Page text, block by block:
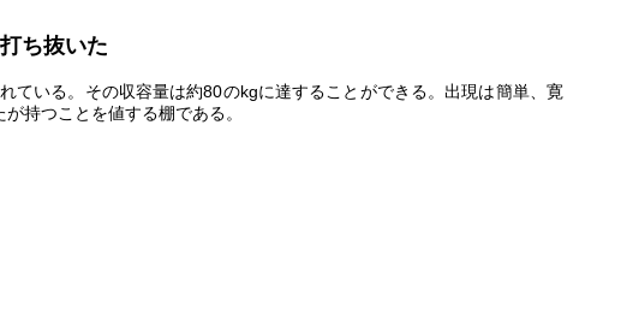
ち抜いた
ている。その収容量は約80のkgに達することができる。出現は簡単、寛
持つことを値する棚である。